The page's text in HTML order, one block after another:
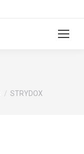
STRYDOX